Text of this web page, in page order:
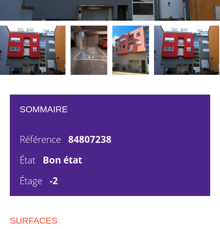
SOMMAIRE
Référence 84807238
État Bon état
Étage -2
SURFACES